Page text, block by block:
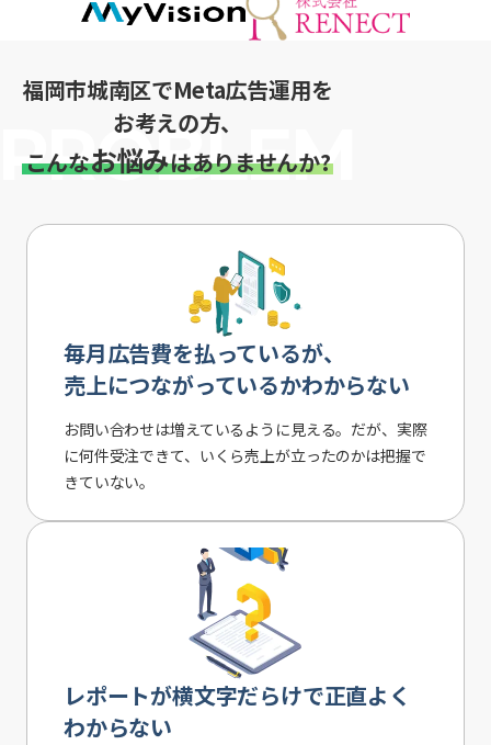
福岡市城南区でMeta広告運用を
お考えの方、
こんなお悩みはありませんか?
毎月広告費を払っているが、
売上につながっているかわからない
お問い合わせは増えているように見える。だが、実際
に何件受注できて、いくら売上が立ったのかは把握で
きていない。
レポートが横文字だらけで正直よく
わからない